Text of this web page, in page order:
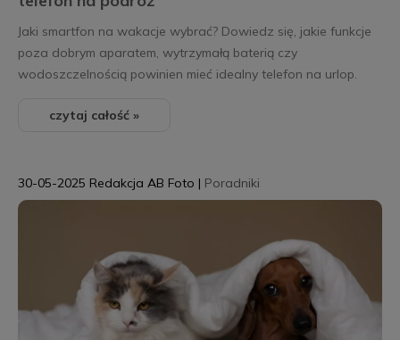
Jaki smartfon na wakacje wybrać? Dowiedz się, jakie funkcje
poza dobrym aparatem, wytrzymałą baterią czy
wodoszczelnością powinien mieć idealny telefon na urlop.
czytaj całość »
30-05-2025 Redakcja AB Foto | Poradniki